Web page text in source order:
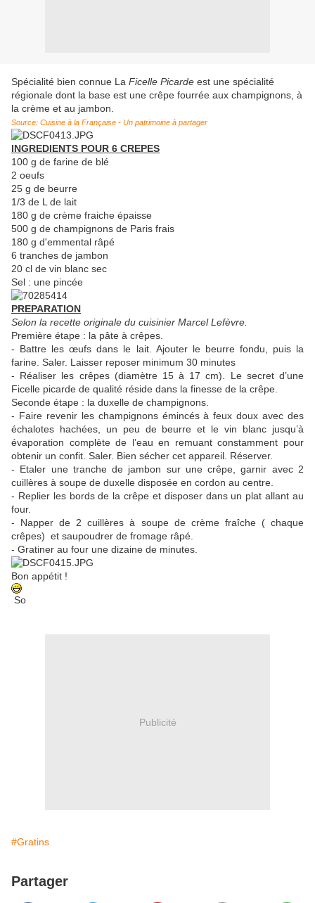
Spécialité bien connue La Ficelle Picarde est une spécialité
régionale dont la base est une crêpe fourrée aux champignons, à
la crème et au jambon.
Source: Cuisine à la Française - Un patrimoine à partager
INGREDIENTS POUR 6 CREPES
100 g de farine de blé
2 oeufs
25 g de beurre
1/3 de L de lait
180 g de crème fraiche épaisse
500 g de champignons de Paris frais
180 g d'emmental râpé
6 tranches de jambon
20 cl de vin blanc sec
Sel : une pincée
PREPARATION
Selon la recette originale du cuisinier Marcel Lefèvre.
Première étape : la pâte à crêpes.
- Battre les œufs dans le lait. Ajouter le beurre fondu, puis la
farine. Saler. Laisser reposer minimum 30 minutes
- Réaliser les crêpes (diamètre 15 à 17 cm). Le secret d’une
Ficelle picarde de qualité réside dans la finesse de la crêpe.
Seconde étape : la duxelle de champignons.
- Faire revenir les champignons émincés à feux doux avec des
échalotes hachées, un peu de beurre et le vin blanc jusqu’à
évaporation complète de l’eau en remuant constamment pour
obtenir un confit. Saler. Bien sécher cet appareil. Réserver.
- Etaler une tranche de jambon sur une crêpe, garnir avec 2
cuillères à soupe de duxelle disposée en cordon au centre.
- Replier les bords de la crêpe et disposer dans un plat allant au
four.
- Napper de 2 cuillères à soupe de crème fraîche ( chaque
crêpes) et saupoudrer de fromage râpé.
- Gratiner au four une dizaine de minutes.
Bon appétit !
So
Publicité
#Gratins
Partager